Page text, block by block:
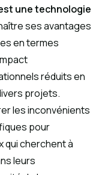
une technologie
ses avantages
en termes
réduits en
projets.
les inconvénients
pour
qui cherchent à
leurs